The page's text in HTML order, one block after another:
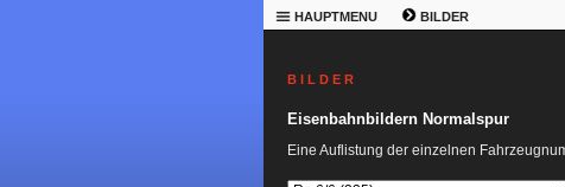
HAUPTMENU BILDER
B I L D E R
Eisenbahnbildern Normalspur
Eine Auflistung der einzelnen